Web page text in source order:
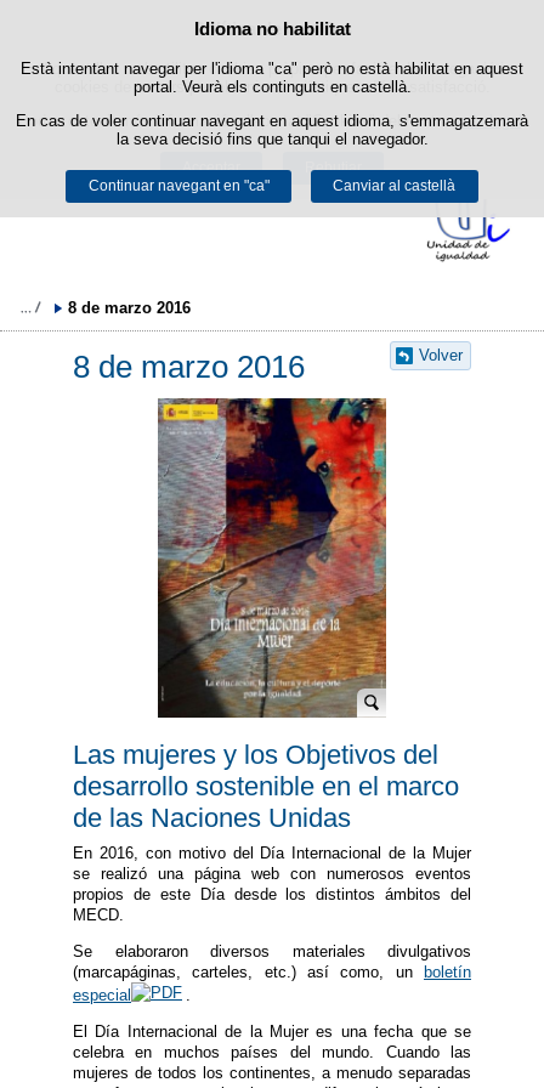
Política de cookies
Aquest lloc web utilitza cookies pròpies per facilitar la navegació i
cookies de tercers per obtenir estadístiques d'ús i satisfacció.
Podeu obtenir més informació a l'apartat "Cookies" del nostreavís legal.
Acceptar Rebutjar
Idioma no habilitat
Està intentant navegar per l'idioma "ca" però no està habilitat en aquest
portal. Veurà els continguts en castellà.
En cas de voler continuar navegant en aquest idioma, s'emmagatzemarà
la seva decisió fins que tanqui el navegador.
Continuar navegant en "ca" Canviar al castellà
Passar al contingut
8 de marzo 2016
Volver
8 de marzo 2016
Las mujeres y los Objetivos del
desarrollo sostenible en el marco
de las Naciones Unidas
En 2016, con motivo del Día Internacional de la Mujer
se realizó una página web con numerosos eventos
propios de este Día desde los distintos ámbitos del
MECD.
Se elaboraron diversos materiales divulgativos
(marcapáginas, carteles, etc.) así como, un
boletín
especial
.
El Día Internacional de la Mujer es una fecha que se
celebra en muchos países del mundo. Cuando las
mujeres de todos los continentes, a menudo separadas